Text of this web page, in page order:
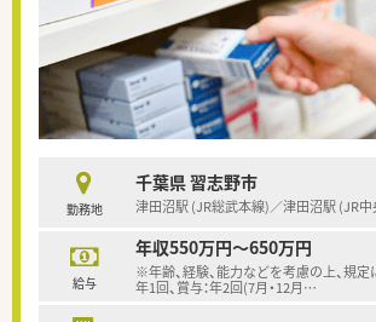
勤務地
千葉県 習志野市
津田沼駅 (JR総武本線)／津田沼駅 (JR中
給与
年収550万円～650万円
※年齢、経験、能力などを考慮の上、規
年1回、賞与：年2回(7月・12月…